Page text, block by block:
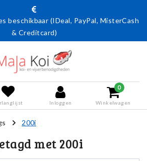
beschikbaar (IDeal, PayPal, MisterCash
& Creditcard)
Inloggen
0
Winkelwagen
200i
met 200i